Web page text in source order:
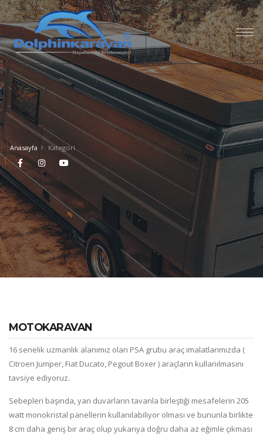
Anasayfa Kategori
MOTOKARAVAN
16 senelik uzmanlık alanımız olan PSA grubu araç imalatlarımızda (
Citroen Jumper, Fiat Ducato, Pegout Boxer ) araçların kullanılmasını
tavsiye ediyoruz.
Sebepleri başında, yan duvarların tavanla birleştiği mesafelerin 205
watt monokristal panellerin kullanılabiliyor olması ve bununla birlikte
8 cm daha geniş bir araç olup yukarıya doğru daha az eğimle çıkması